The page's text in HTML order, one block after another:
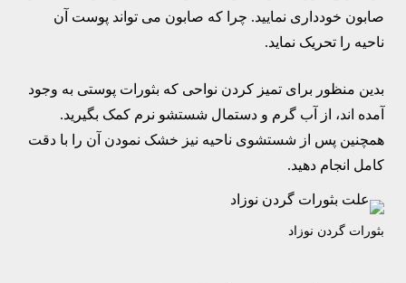
صابون خودداری نمایید. چرا که صابون می تواند پوست آن
ناحیه را تحریک نماید.
بدین منظور برای تمیز کردن نواحی که بثورات پوستی به وجود
آمده اند، از آب گرم و دستمال شستشو نرم کمک بگیرید.
همچنین پس از شستشوی ناحیه نیز خشک نمودن آن را با دقت
کامل انجام دهید.
بثورات گردن نوزاد